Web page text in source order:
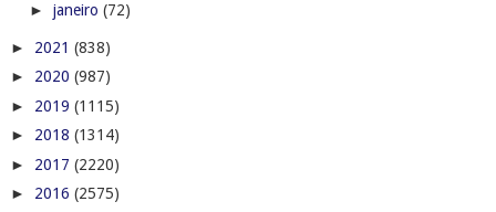
► janeiro (72)
► 2021 (838)
► 2020 (987)
► 2019 (1115)
► 2018 (1314)
► 2017 (2220)
► 2016 (2575)